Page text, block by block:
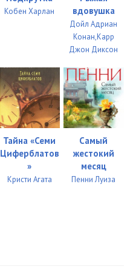
28:03
38:29
38:17
26:39
Кобен Харлан
вдовушка
Дойл Адриан
Конан,Карр
Джон Диксон
Тайна «Семи
Циферблатов
»
Кристи Агата
Самый
жестокий
месяц
Пенни Луиза